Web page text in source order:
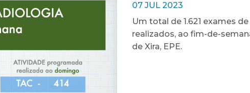
07 JUL 2023
Um total de 1.621 exames
realizados, ao fim-de-
de Xira, EPE.